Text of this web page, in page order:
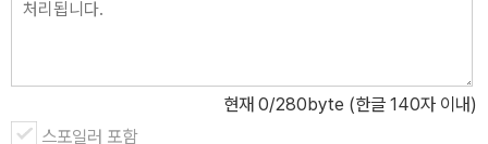
현재 0/280byte (한글 140자 이내)
스포일러 포함